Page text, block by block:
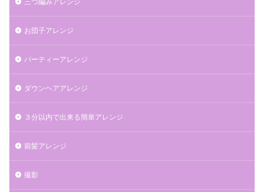
お団子アレンジ
パーティーアレンジ
ダウンヘアアレンジ
３分以内で出来る簡単アレンジ
前髪アレンジ
撮影